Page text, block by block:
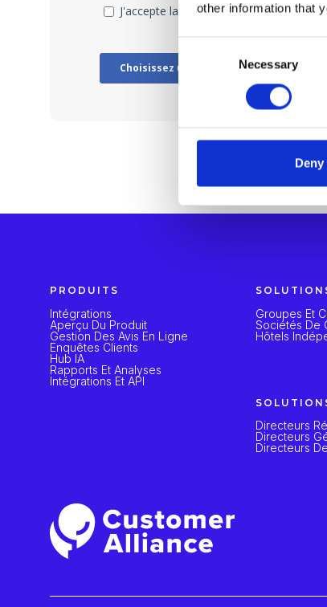
other information that
Selection
Necessary
Deny
PRODUITS
Intégrations
Aperçu Du Produit
Gestion Des Avis En Ligne
Enquêtes Clients
Hub IA
Rapports Et Analyses
Intégrations Et API
Groupes Et
Sociétés De
Hôtels
Directeurs
Directeurs
Directeurs